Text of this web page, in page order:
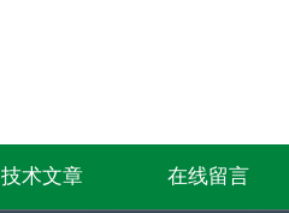
技术文章 在线留言